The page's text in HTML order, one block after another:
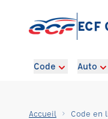
ECF
Code Auto
Accueil Code en